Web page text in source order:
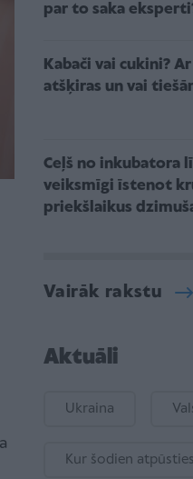
par to saka
Kabači vai cukini?
atšķiras un vai
Ceļš no inkubatora
veiksmīgi īstenot
priekšlaikus
Vairāk rakstu
Aktuāli
Ukraina
Kur šodien atpūsties